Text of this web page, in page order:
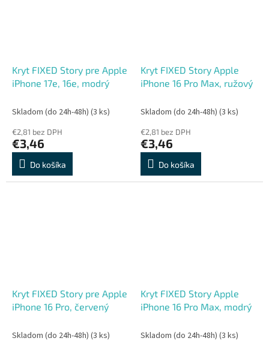
Kryt FIXED Story pre Apple
iPhone 17e, 16e, modrý
Skladom (do 24h-48h) (3 ks)
€2,81 bez DPH
€3,46
Do košíka
Kryt FIXED Story Apple
iPhone 16 Pro Max, ružový
Skladom (do 24h-48h) (3 ks)
€2,81 bez DPH
€3,46
Do košíka
Kryt FIXED Story pre Apple
iPhone 16 Pro, červený
Skladom (do 24h-48h) (3 ks)
Kryt FIXED Story Apple
iPhone 16 Pro Max, modrý
Skladom (do 24h-48h) (3 ks)